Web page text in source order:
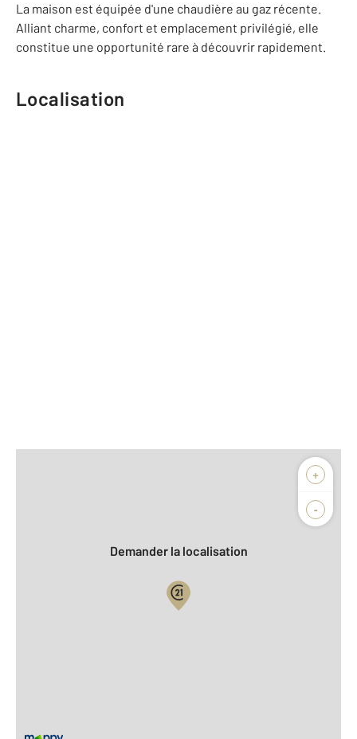
La maison est équipée d'une chaudière au gaz récente.
Alliant charme, confort et emplacement privilégié, elle
constitue une opportunité rare à découvrir rapidement.
Localisation
+
-
Biens vendus
Demander la localisation